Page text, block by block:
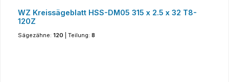
WZ Kreissägeblatt HSS-DM05 315 x 2.5 x 32 T8-
120Z
Sägezähne: 120 Teilung: 8